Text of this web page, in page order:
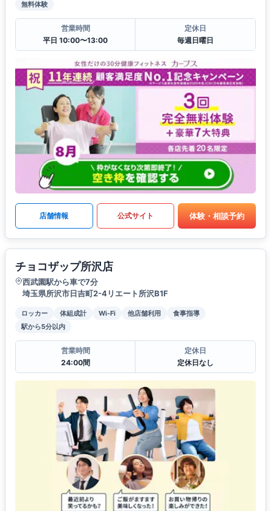
無料体験
営業時間
平日 10:00〜13:00
定休日
毎週日曜日
店舗情報 公式サイト 体験・相談予約
チョコザップ所沢店
西武園駅から車で7分
埼玉県所沢市日吉町2-4リエート所沢B1F
ロッカー 体組成計 Wi-Fi 他店舗利用
食事指導
駅から5分以内
営業時間
24:00間
定休日
定休日なし